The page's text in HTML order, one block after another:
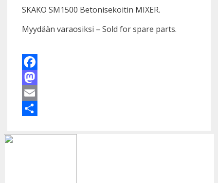
SKAKO SM1500 Betonisekoitin MIXER.
Myydään varaosiksi – Sold for spare parts.
Facebook
Mastodon
Email